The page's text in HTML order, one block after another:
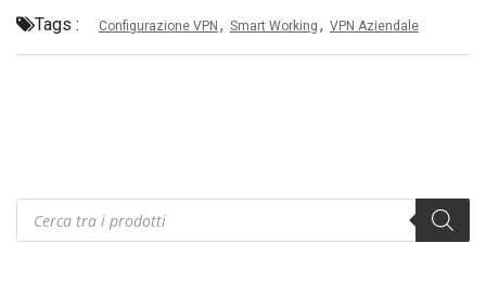
Tags : Configurazione VPN , Smart Working , VPN Aziendale
Products
search